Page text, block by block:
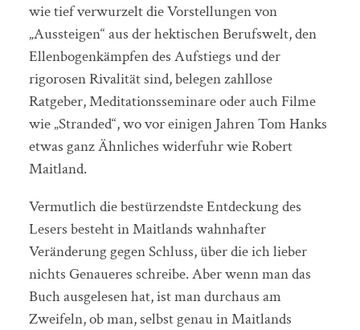
wie tief verwurzelt die Vorstellungen von
„Aussteigen“ aus der hektischen Berufswelt, den
Ellenbogenkämpfen des Aufstiegs und der
rigorosen Rivalität sind, belegen zahllose
Ratgeber, Meditationsseminare oder auch Filme
wie „Stranded“, wo vor einigen Jahren Tom Hanks
etwas ganz Ähnliches widerfuhr wie Robert
Maitland.
Vermutlich die bestürzendste Entdeckung des
Lesers besteht in Maitlands wahnhafter
Veränderung gegen Schluss, über die ich lieber
nichts Genaueres schreibe. Aber wenn man das
Buch ausgelesen hat, ist man durchaus am
Zweifeln, ob man, selbst genau in Maitlands